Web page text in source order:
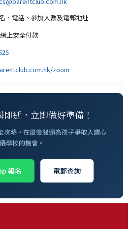
、電話、參加人數及電郵地址
上安全付款
zoom
逝，立即做好準備！
攻略，在最後關頭為孩子爭取入讀心
儀學校的機會。
報名 電郵查詢